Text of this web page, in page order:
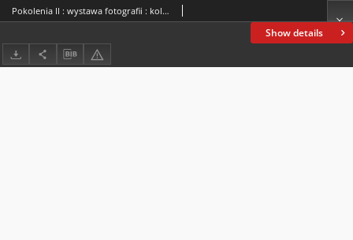
Show details
Pokolenia II : wystawa fotografii : kolory